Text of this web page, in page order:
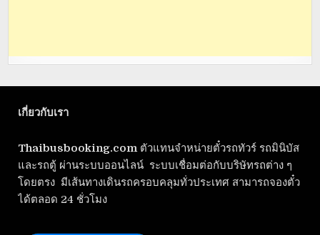
เกี่ยวกับเรา
Thaibusbooking.com ตัวแทนจำหน่ายตั๋วรถทัวร์ รถมินิบัส
และรถตู้ ผ่านระบบออนไลน์ ระบบเชื่อมต่อกับบริษัทรถต่าง ๆ
โดยตรง มีเส้นทางเดินรถครอบคลุมทั่วประเทศ สามารถจองตั๋ว
ได้ตลอด 24 ชั่วโมง